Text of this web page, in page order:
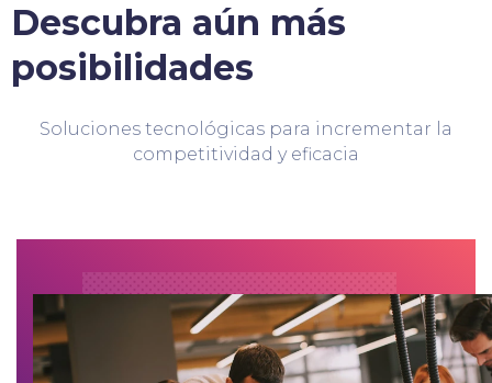
Descubra aún más
posibilidades
Soluciones tecnológicas para incrementar la
competitividad y eficacia